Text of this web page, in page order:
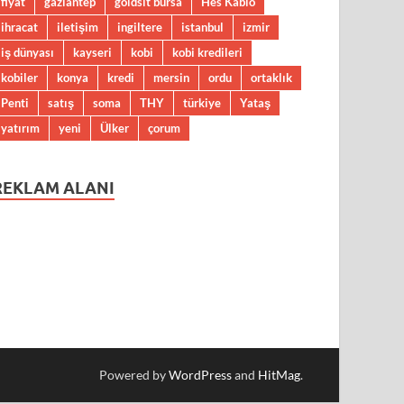
ihracat
iletişim ingiltere istanbul
izmir
iş dünyası
kayseri kobi
kobi kredileri
kobiler
konya kredi mersin ordu
ortaklık
Penti
satış soma THY türkiye
Yataş
yatırım
yeni Ülker çorum
ALANI
Powered byWordPressand HitMag.